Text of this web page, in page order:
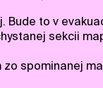
Bude to v
sekcii
zo spominanej